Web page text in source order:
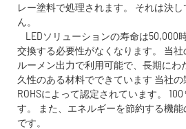
レー塗料で処理されます。 それは決
ん。
LEDソリューションの寿命は50,000
交換する必要性がなくなります。 当
ルーメン出力で利用可能で、長期に
久性のある材料でできています 当社の
ROHSによって認定されています。
す。 また、エネルギーを節約する機
です。